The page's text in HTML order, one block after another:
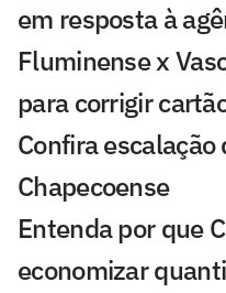
em resposta à
Fluminense x
para corrigir
Confira
Chapecoense
Entenda por que
economizar